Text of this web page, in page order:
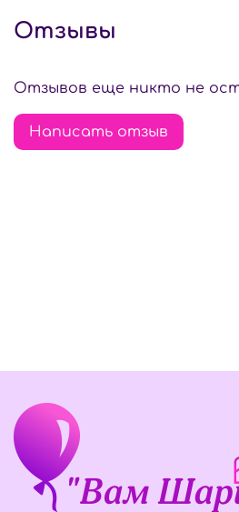
Отзывы
Отзывов еще никто не
Написать отзыв